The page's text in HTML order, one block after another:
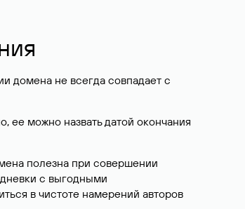
домена не всегда совпадает с
ее можно назвать датой окончания
полезна при совершении
с выгодными
в чистоте намерений авторов